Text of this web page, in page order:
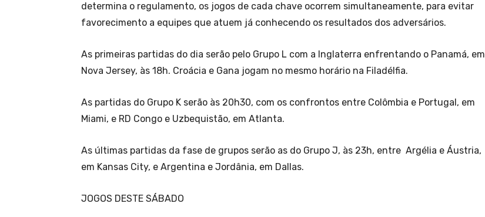
determina o regulamento, os jogos de cada chave ocorrem simultaneamente, para evitar
favorecimento a equipes que atuem já conhecendo os resultados dos adversários.
As primeiras partidas do dia serão pelo Grupo L com a Inglaterra enfrentando o Panamá, em
Nova Jersey, às 18h. Croácia e Gana jogam no mesmo horário na Filadélfia.
As partidas do Grupo K serão às 20h30, com os confrontos entre Colômbia e Portugal, em
Miami, e RD Congo e Uzbequistão, em Atlanta.
As últimas partidas da fase de grupos serão as do Grupo J, às 23h, entre Argélia e Áustria,
em Kansas City, e Argentina e Jordânia, em Dallas.
JOGOS DESTE SÁBADO